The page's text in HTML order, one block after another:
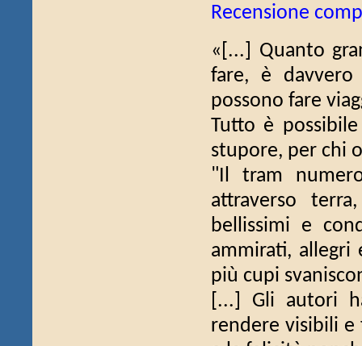
Recensione
«[...] Quanto
fare, è
possono fare
Tutto è
stupore, per chi
"Il tram
attraverso
bellissimi e
ammirati, allegri
più cupi
[...] Gli autori
rendere visibili